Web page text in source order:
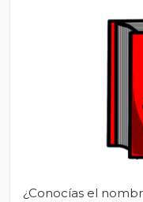
¿Conocías el